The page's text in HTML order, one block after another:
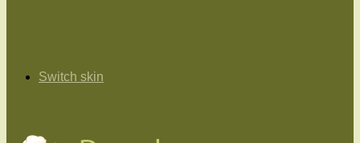
Switch skin